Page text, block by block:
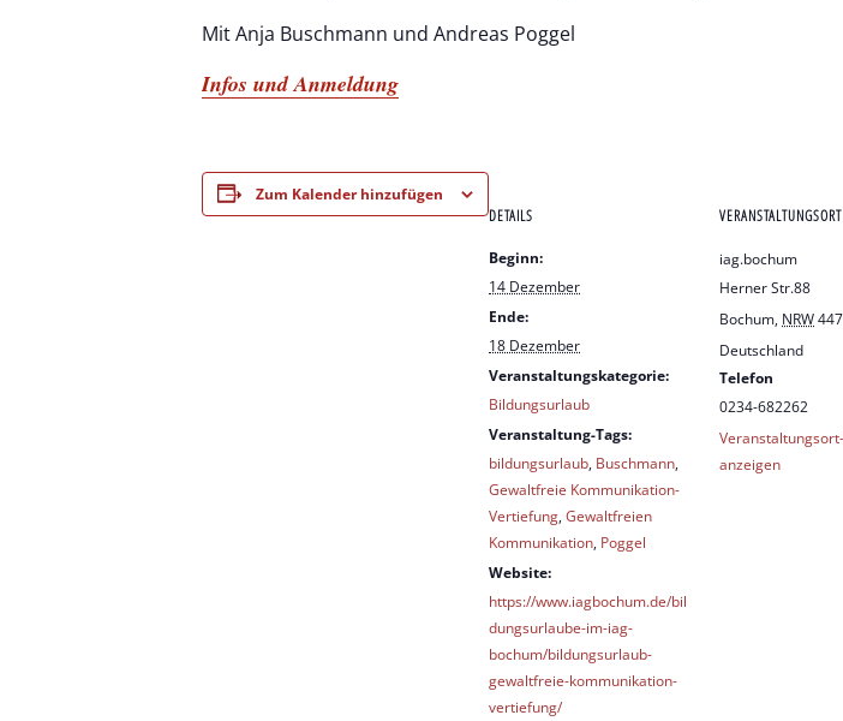
Mit Anja Buschmann und Andreas Poggel
Infos und Anmeldung
Zum Kalender hinzufügen
DETAILS
Beginn:
14 Dezember
Ende:
18 Dezember
Veranstaltungskategorie:
Bildungsurlaub
Veranstaltung-Tags:
bildungsurlaub, Buschmann,
Gewaltfreie Kommunikation-
Vertiefung,Gewaltfreien
Kommunikation, Poggel
Website:
https://www.iagbochum.de/bil
dungsurlaube-im-iag-
bochum/bildungsurlaub-
gewaltfreie-kommunikation-
vertiefung/
VERANSTALTUNGSORT
iag.bochum
Herner Str.88
Bochum, NRW
Deutschland
Telefon
0234-682262
anzeigen